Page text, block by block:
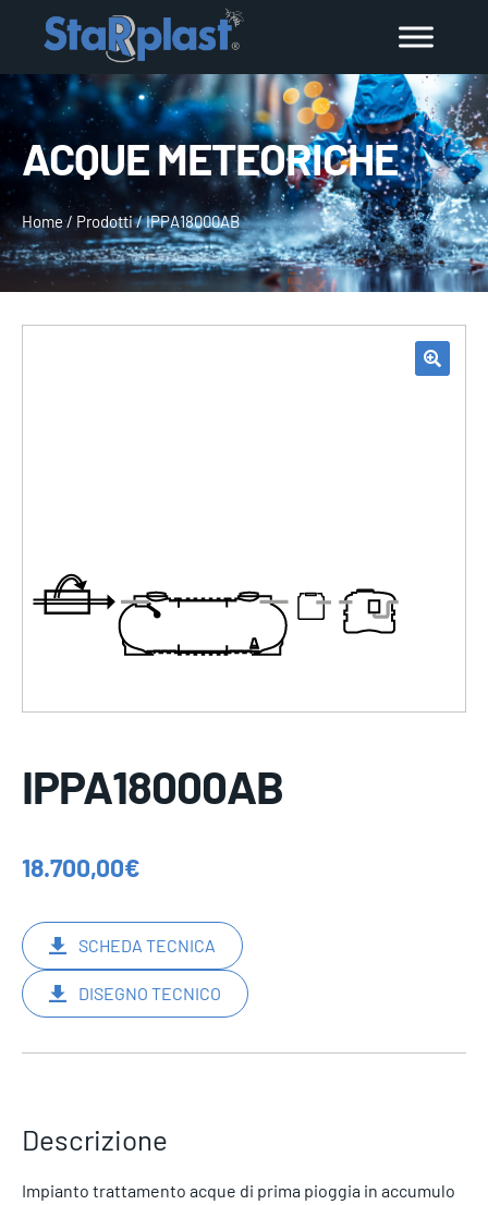
ACQUE METEORICHE
Home/ Prodotti/IPPA18000AB
IPPA18000AB
18.700,00€
SCHEDA TECNICA
DISEGNO TECNICO
Descrizione
Impianto trattamento acque di prima pioggia in accumulo